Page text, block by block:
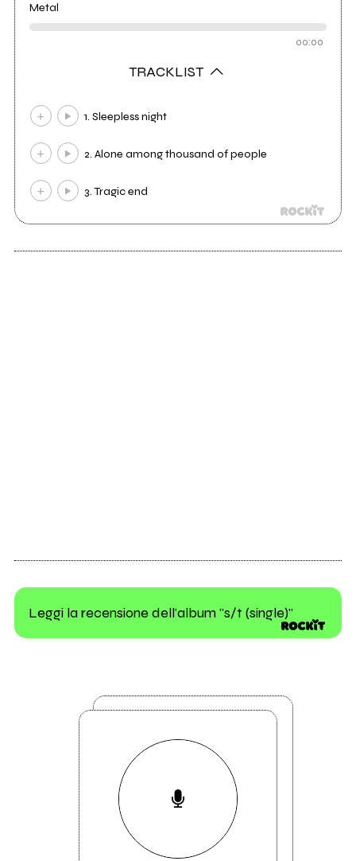
Metal
00:00
TRACKLIST
1. Sleepless night
2. Alone among thousand of people
3. Tragic end
Leggi la recensione dell'album "s/t (single)"